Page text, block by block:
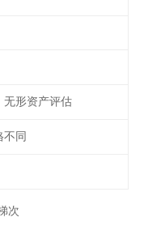
无形资产评估
不同
次